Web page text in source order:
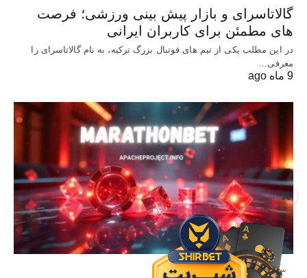
X
گالاتاسرای و بازار پیش‌ بینی ورزشی؛ فرصت‌
های مطمئن برای کاربران ایرانی
در این مطلب یکی از تیم های فوتبال بزرگ ترکیه، به نام گالاتاسرای را
معرفی…
9 ماه ago
سایت معتبر شرط بندی